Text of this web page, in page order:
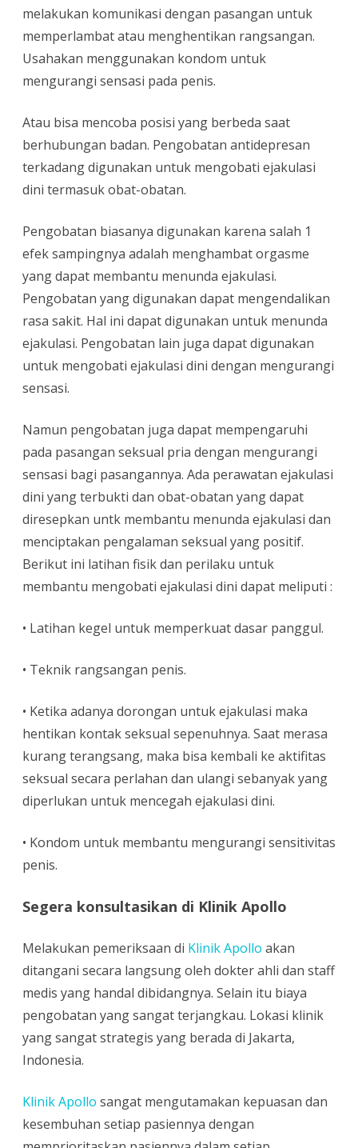
melakukan komunikasi dengan pasangan untuk
memperlambat atau menghentikan rangsangan.
Usahakan menggunakan kondom untuk
mengurangi sensasi pada penis.
Atau bisa mencoba posisi yang berbeda saat
berhubungan badan. Pengobatan antidepresan
terkadang digunakan untuk mengobati ejakulasi
dini termasuk obat-obatan.
Pengobatan biasanya digunakan karena salah 1
efek sampingnya adalah menghambat orgasme
yang dapat membantu menunda ejakulasi.
Pengobatan yang digunakan dapat mengendalikan
rasa sakit. Hal ini dapat digunakan untuk menunda
ejakulasi. Pengobatan lain juga dapat digunakan
untuk mengobati ejakulasi dini dengan mengurangi
sensasi.
Namun pengobatan juga dapat mempengaruhi
pada pasangan seksual pria dengan mengurangi
sensasi bagi pasangannya. Ada perawatan ejakulasi
dini yang terbukti dan obat-obatan yang dapat
diresepkan untk membantu menunda ejakulasi dan
menciptakan pengalaman seksual yang positif.
Berikut ini latihan fisik dan perilaku untuk
membantu mengobati ejakulasi dini dapat meliputi :
• Latihan kegel untuk memperkuat dasar panggul.
• Teknik rangsangan penis.
• Ketika adanya dorongan untuk ejakulasi maka
hentikan kontak seksual sepenuhnya. Saat merasa
kurang terangsang, maka bisa kembali ke aktifitas
seksual secara perlahan dan ulangi sebanyak yang
diperlukan untuk mencegah ejakulasi dini.
• Kondom untuk membantu mengurangi sensitivitas
penis.
Segera konsultasikan di Klinik Apollo
Melakukan pemeriksaan di Klinik Apollo akan
ditangani secara langsung oleh dokter ahli dan staff
medis yang handal dibidangnya. Selain itu biaya
pengobatan yang sangat terjangkau. Lokasi klinik
yang sangat strategis yang berada di Jakarta,
Indonesia.
Klinik Apollo sangat mengutamakan kepuasan dan
kesembuhan setiap pasiennya dengan